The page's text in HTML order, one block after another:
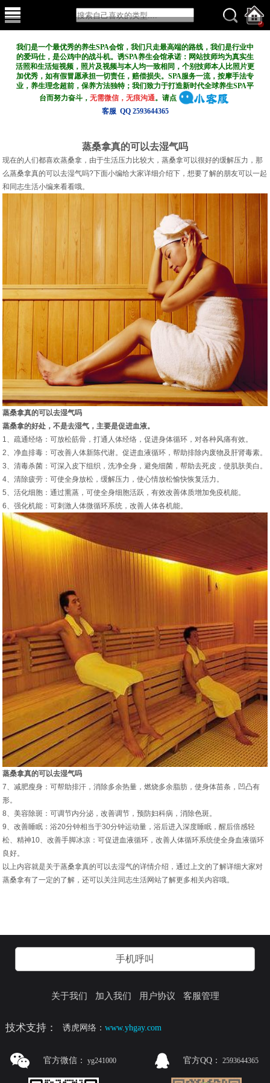
我们是一个最优秀的养生SPA会馆，我们只走最高端的路线，我们是行业中
的爱玛仕，是公鸡中的战斗机。诱SPA养生会馆承诺：网站技师均为真实生
活照和生活短视频，照片及视频与本人均一致相同，个别技师本人比照片更
加优秀，如有假冒愿承担一切责任，赔偿损失。SPA服务一流，按摩手法专
业，养生理念超前，保养方法独特；我们致力于打造新时代全球养生SPA平
台而努力奋斗，无需微信，无痕沟通。请点
客服 QQ 2593644365
蒸桑拿真的可以去湿气吗
现在的人们都喜欢蒸桑拿，由于生活压力比较大，蒸桑拿可以很好的缓解压力，那
么蒸桑拿真的可以去湿气吗?下面小编给大家详细介绍下，想要了解的朋友可以一起
和同志生活小编来看看哦。
蒸桑拿真的可以去湿气吗
蒸桑拿的好处，不是去湿气，主要是促进血液。
1、疏通经络：可放松筋骨，打通人体经络，促进身体循环，对各种风痛有效。
2、净血排毒：可改善人体新陈代谢。促进血液循环，帮助排除内废物及肝肾毒素。
3、清毒杀菌：可深入皮下组织，洗净全身，避免细菌，帮助去死皮，使肌肤美白。
4、清除疲劳：可使全身放松，缓解压力，使心情放松愉快恢复活力。
5、活化细胞：通过熏蒸，可使全身细胞活跃，有效改善体质增加免疫机能。
6、强化机能：可刺激人体微循环系统，改善人体各机能。
蒸桑拿真的可以去湿气吗
7、减肥瘦身：可帮助排汗，消除多余热量，燃烧多余脂肪，使身体苗条，凹凸有
形。
8、美容除斑：可调节内分泌，改善调节，预防妇科病，消除色斑。
9、改善睡眠：浴20分钟相当于30分钟运动量，浴后进入深度睡眠，醒后倍感轻
松、精神10、改善手脚冰凉：可促进血液循环，改善人体循环系统使全身血液循环
良好。
以上内容就是关于蒸桑拿真的可以去湿气的详情介绍，通过上文的了解详细大家对
蒸桑拿有了一定的了解，还可以关注同志生活网站了解更多相关内容哦。
手机呼叫
关于我们 加入我们 用户协议 客服管理
技术支持： 诱虎网络：www.yhgay.com
官方微信： yg241000 官方QQ： 2593644365